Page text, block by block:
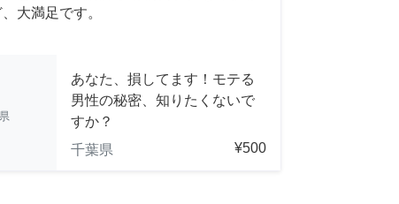
大満足です。
あなた、損してます！モテる
男性の秘密、知りたくないで
すか？
千葉県
¥500